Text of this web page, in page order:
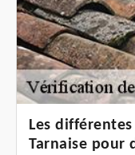
Les
Tarnaise pour